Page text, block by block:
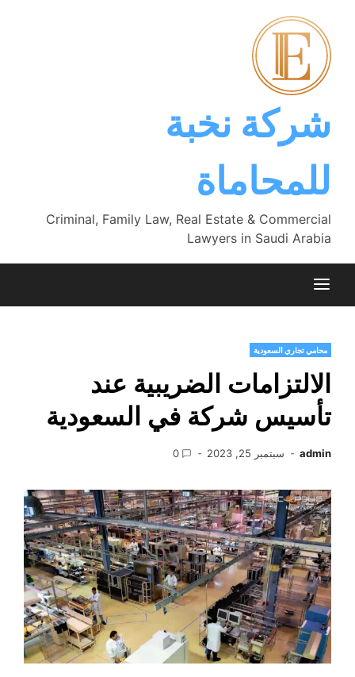
content
شركة نخبة
للمحاماة
Criminal, Family Law, Real Estate & Commercial
Lawyers in Saudi Arabia
محامي تجاري السعودية
الالتزامات الضريبية عند
تأسيس شركة في السعودية
admin سبتمبر 25, 2023 0